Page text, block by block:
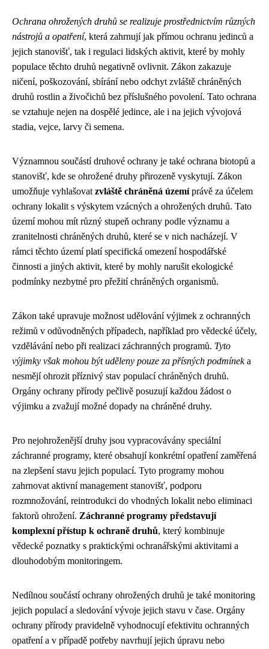
Ochrana ohrožených druhů se realizuje prostřednictvím různých
nástrojů a opatření, která zahrnují jak přímou ochranu jedinců a
jejich stanovišť, tak i regulaci lidských aktivit, které by mohly
populace těchto druhů negativně ovlivnit. Zákon zakazuje
ničení, poškozování, sbírání nebo odchyt zvláště chráněných
druhů rostlin a živočichů bez příslušného povolení. Tato ochrana
se vztahuje nejen na dospělé jedince, ale i na jejich vývojová
stadia, vejce, larvy či semena.
Významnou součástí druhové ochrany je také ochrana biotopů a
stanovišť, kde se ohrožené druhy přirozeně vyskytují. Zákon
umožňuje vyhlašovat zvláště chráněná územíprávě za účelem
ochrany lokalit s výskytem vzácných a ohrožených druhů. Tato
území mohou mít různý stupeň ochrany podle významu a
zranitelnosti chráněných druhů, které se v nich nacházejí. V
rámci těchto území platí specifická omezení hospodářské
činnosti a jiných aktivit, které by mohly narušit ekologické
podmínky nezbytné pro přežití chráněných organismů.
Zákon také upravuje možnost udělování výjimek z ochranných
režimů v odůvodněných případech, například pro vědecké účely,
vzdělávání nebo při realizaci záchranných programů. Tyto
výjimky však mohou být uděleny pouze za přísných podmíneka
nesmějí ohrozit příznivý stav populací chráněných druhů.
Orgány ochrany přírody pečlivě posuzují každou žádost o
výjimku a zvažují možné dopady na chráněné druhy.
Pro nejohroženější druhy jsou vypracovávány speciální
záchranné programy, které obsahují konkrétní opatření zaměřená
na zlepšení stavu jejich populací. Tyto programy mohou
zahrnovat aktivní management stanovišť, podporu
rozmnožování, reintrodukci do vhodných lokalit nebo eliminaci
faktorů ohrožení. Záchranné programy představují
komplexní přístup k ochraně druhů, který kombinuje
vědecké poznatky s praktickými ochranářskými aktivitami a
dlouhodobým monitoringem.
Nedílnou součástí ochrany ohrožených druhů je také monitoring
jejich populací a sledování vývoje jejich stavu v čase. Orgány
ochrany přírody pravidelně vyhodnocují efektivitu ochranných
opatření a v případě potřeby navrhují jejich úpravu nebo